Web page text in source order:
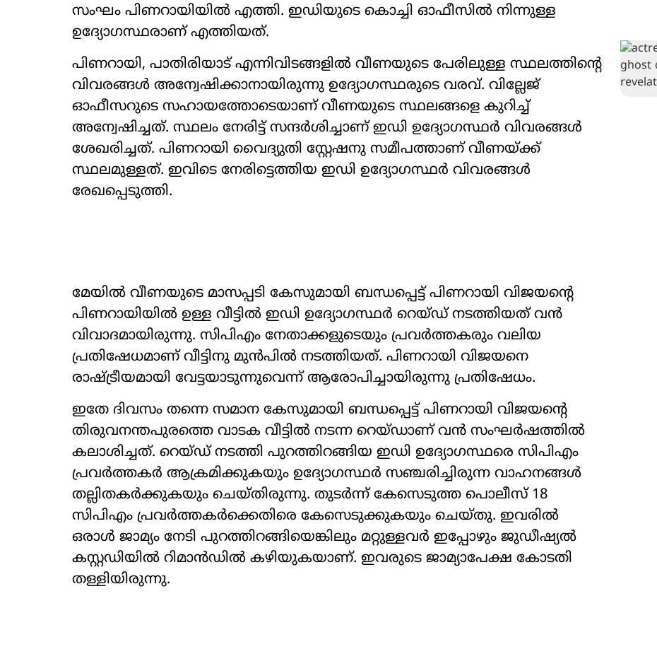
സംഘം പിണറായിയിൽ എത്തി. ഇഡിയുടെ കൊച്ചി ഓഫീസിൽ നിന്നുള്ള
ഉദ്യോഗസ്ഥരാണ് എത്തിയത്.
പിണറായി, പാതിരിയാട് എന്നിവിടങ്ങളിൽ വീണയുടെ പേരിലുള്ള സ്ഥലത്തിന്‍റെ
വിവരങ്ങൾ അന്വേഷിക്കാനായിരുന്നു ഉദ്യോഗസ്ഥരുടെ വരവ്. വില്ലേജ്
ഓഫീസറുടെ സഹായത്തോടെയാണ് വീണയുടെ സ്ഥലങ്ങളെ കുറിച്ച്
അന്വേഷിച്ചത്. സ്ഥലം നേരിട്ട് സന്ദർശിച്ചാണ് ഇഡി ഉദ്യോഗസ്ഥർ വിവരങ്ങൾ
ശേഖരിച്ചത്. പിണറായി വൈദ്യുതി സ്റ്റേഷനു സമീപത്താണ് വീണയ്ക്ക്
സ്ഥലമുള്ളത്. ഇവിടെ നേരിട്ടെത്തിയ ഇഡി ഉദ്യോഗസ്ഥർ വിവരങ്ങൾ
രേഖപ്പെടുത്തി.
മേയിൽ വീണയുടെ മാസപ്പടി കേസുമായി ബന്ധപ്പെട്ട് പിണറായി വിജയന്‍റെ
പിണറായിയിൽ ഉള്ള വീട്ടിൽ ഇഡി ഉദ്യോഗസ്ഥർ റെയ്ഡ് നടത്തിയത് വൻ
വിവാദമായിരുന്നു. സിപിഎം നേതാക്കളുടെയും പ്രവർത്തകരും വലിയ
പ്രതിഷേധമാണ് വീട്ടിനു മുൻപിൽ നടത്തിയത്. പിണറായി വിജയനെ
രാഷ്ട്രീയമായി വേട്ടയാടുന്നുവെന്ന് ആരോപിച്ചായിരുന്നു പ്രതിഷേധം.
ഇതേ ദിവസം തന്നെ സമാന കേസുമായി ബന്ധപ്പെട്ട് പിണറായി വിജയന്‍റെ
തിരുവനന്തപുരത്തെ വാടക വീട്ടിൽ നടന്ന റെയ്ഡാണ് വൻ സംഘർഷത്തിൽ
കലാശിച്ചത്. റെയ്ഡ് നടത്തി പുറത്തിറങ്ങിയ ഇഡി ഉദ്യോഗസ്ഥരെ സിപിഎം
പ്രവർത്തകർ ആക്രമിക്കുകയും ഉദ്യോഗസ്ഥർ സഞ്ചരിച്ചിരുന്ന വാഹനങ്ങൾ
തല്ലിതകർക്കുകയും ചെയ്തിരുന്നു. തുടർന്ന് കേസെടുത്ത പൊലീസ് 18
സിപിഎം പ്രവർത്തകർക്കെതിരെ കേസെടുക്കുകയും ചെയ്തു. ഇവരിൽ
ഒരാൾ ജാമ്യം നേടി പുറത്തിറങ്ങിയെങ്കിലും മറ്റുള്ളവർ ഇപ്പോഴും ജുഡീഷ്യൽ
കസ്റ്റഡിയിൽ റിമാൻഡിൽ കഴിയുകയാണ്. ഇവരുടെ ജാമ്യാപേക്ഷ കോടതി
തള്ളിയിരുന്നു.